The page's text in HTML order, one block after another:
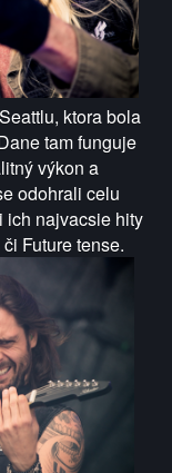
ktora bola
tam funguje
výkon a
odohrali celu
ich najvacsie hity
Future tense.